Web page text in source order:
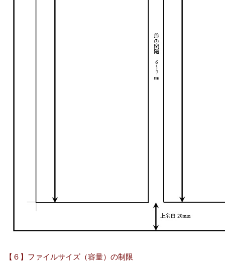
【６】ファイルサイズ（容量）の制限